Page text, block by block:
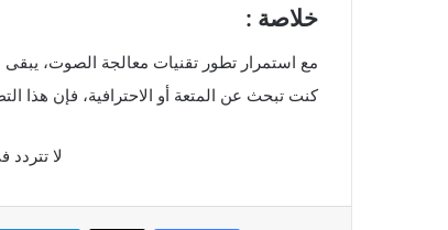
خلاصة :
مع استمرار تطور تقنيات معالجة الصوت، يبقى
كنت تبحث عن المتعة أو الاحترافية، فإن هذا
لا تتردد